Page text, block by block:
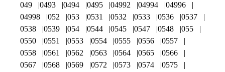
049
0493 0494 0495 04992 04994
04996
04998
052 053 0531 0532 0533 0536
0537
0538
0539 054 0544 0545 0547 0548
055
0550
0551 0553 0554 0555 0556
0557
0558
0561 0562 0563 0564 0565
0566
0567
0568 0569 0572 0573 0574
0575